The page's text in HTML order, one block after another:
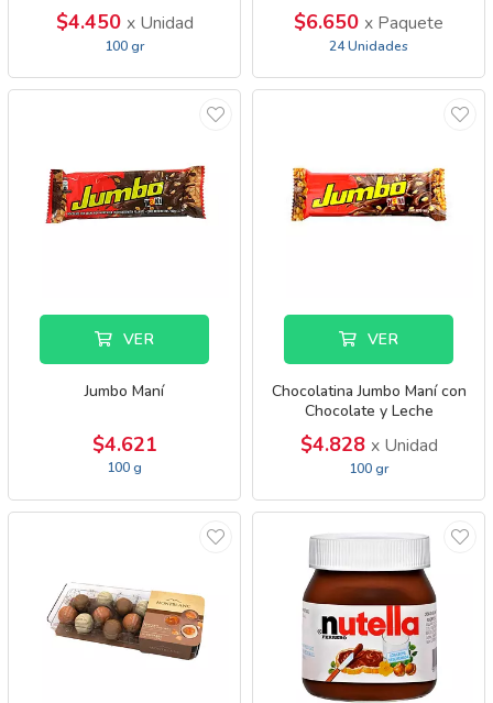
$4.450 x Unidad
100 gr
$6.650 x Paquete
24 Unidades
VER
Jumbo Maní
$4.621
100 g
VER
Chocolatina Jumbo Maní con
Chocolate y Leche
$4.828 x Unidad
100 gr